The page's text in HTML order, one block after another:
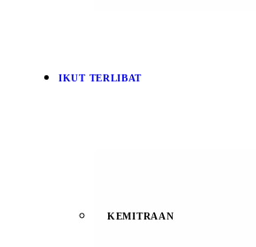
IKUT TERLIBAT
KEMITRAAN